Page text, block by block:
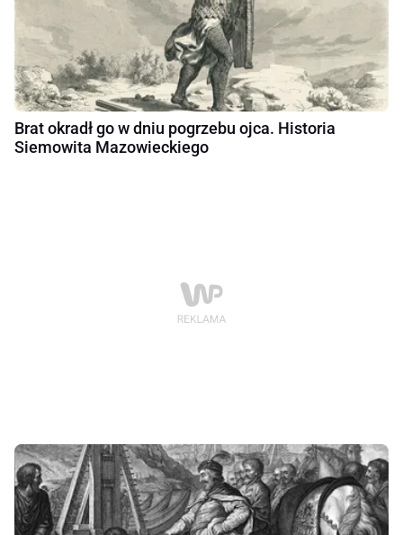
Brat okradł go w dniu pogrzebu ojca. Historia
Siemowita Mazowieckiego